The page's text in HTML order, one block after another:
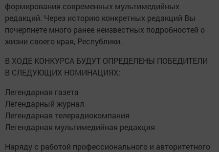
формирования современных мультимедийных
редакций. Через историю конкретных редакций Вы
почерпнете много ранее неизвестных подробностей о
жизни своего края, Республики.
В ХОДЕ КОНКУРСА БУДУТ ОПРЕДЕЛЕНЫ ПОБЕДИТЕЛИ
В СЛЕДУЮЩИХ НОМИНАЦИЯХ:
Легендарная газета
Легендарный журнал
Легендарная телерадиокомпания
Легендарная мультимедийная редакция
Наряду с работой профессионального и авторитетного